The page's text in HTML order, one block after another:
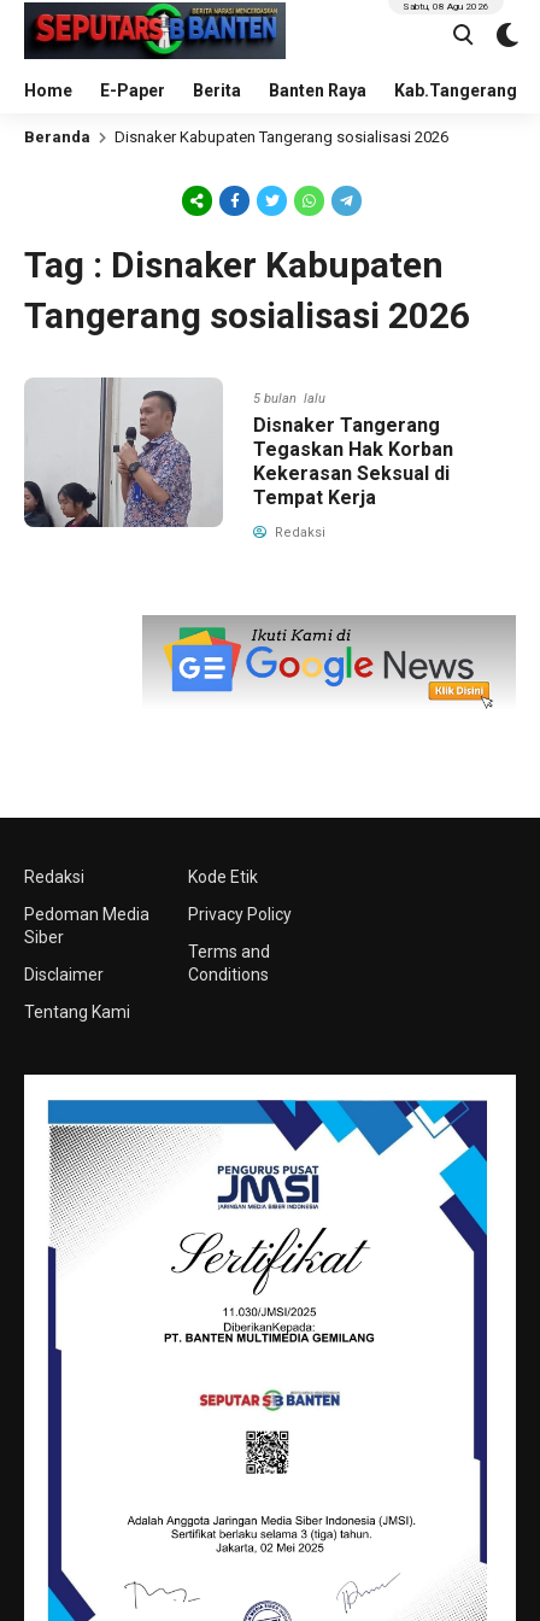
Home E-Paper Berita Banten Raya Kab.Tangerang
Sabtu, 08 Agu 2026
Beranda Disnaker Kabupaten Tangerang sosialisasi 2026
Tag : Disnaker Kabupaten
Tangerang sosialisasi 2026
5 bulan lalu
Disnaker Tangerang
Tegaskan Hak Korban
Kekerasan Seksual di
Tempat Kerja
Redaksi
Redaksi
Pedoman Media
Siber
Disclaimer
Tentang Kami
Kode Etik
Privacy Policy
Terms and
Conditions